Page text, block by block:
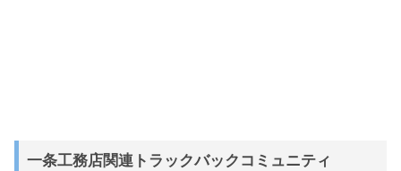
一条工務店関連トラックバックコミュニティ